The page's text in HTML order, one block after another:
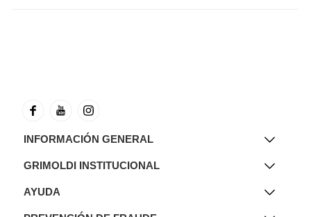
INFORMACIÓN GENERAL
GRIMOLDI INSTITUCIONAL
AYUDA